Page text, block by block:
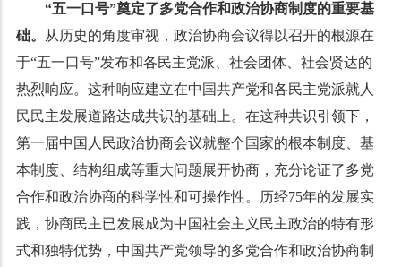
“五一口号”奠定了多党合作和政治协商制度的重要基
础。
从历史的角度审视，政治协商会议得以召开的根源在
于“五一口号”发布和各民主党派、社会团体、社会贤达的
热烈响应。这种响应建立在中国共产党和各民主党派就人
民民主发展道路达成共识的基础上。在这种共识引领下，
第一届中国人民政治协商会议就整个国家的根本制度、基
本制度、结构组成等重大问题展开协商，充分论证了多党
合作和政治协商的科学性和可操作性。历经75年的发展实
践，协商民主已发展成为中国社会主义民主政治的特有形
式和独特优势，中国共产党领导的多党合作和政治协商制